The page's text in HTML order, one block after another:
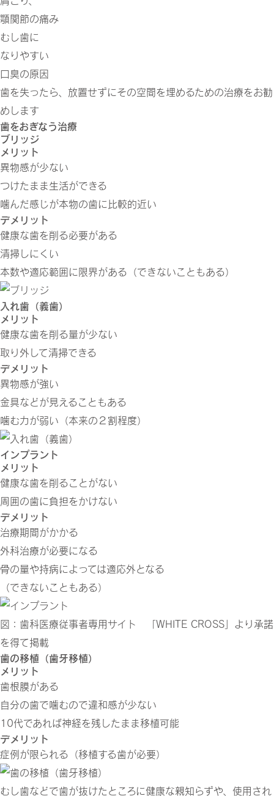
顎関節の痛み
むし歯に
なりやすい
口臭の原因
歯を失ったら、放置せずにその空間を埋めるための治療をお勧
めします
歯をおぎなう治療
ブリッジ
メリット
異物感が少ない
つけたまま生活ができる
噛んだ感じが本物の歯に比較的近い
デメリット
健康な歯を削る必要がある
清掃しにくい
本数や適応範囲に限界がある（できないこともある）
入れ歯（義歯）
メリット
健康な歯を削る量が少ない
取り外して清掃できる
デメリット
異物感が強い
金具などが見えることもある
噛む力が弱い（本来の２割程度）
インプラント
メリット
健康な歯を削ることがない
周囲の歯に負担をかけない
デメリット
治療期間がかかる
外科治療が必要になる
骨の量や持病によっては適応外となる
（できないこともある）
図：歯科医療従事者専用サイト 「WHITE CROSS」より承諾
を得て掲載
歯の移植（歯牙移植）
メリット
歯根膜がある
自分の歯で噛むので違和感が少ない
10代であれば神経を残したまま移植可能
デメリット
症例が限られる（移植する歯が必要）
むし歯などで歯が抜けたところに健康な親知らずや、使用され